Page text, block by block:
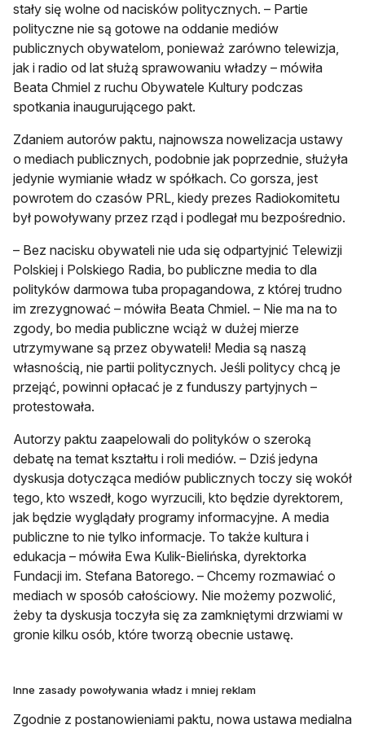
stały się wolne od nacisków politycznych. – Partie
polityczne nie są gotowe na oddanie mediów
publicznych obywatelom, ponieważ zarówno telewizja,
jak i radio od lat służą sprawowaniu władzy – mówiła
Beata Chmiel z ruchu Obywatele Kultury podczas
spotkania inaugurującego pakt.
Zdaniem autorów paktu, najnowsza nowelizacja ustawy
o mediach publicznych, podobnie jak poprzednie, służyła
jedynie wymianie władz w spółkach. Co gorsza, jest
powrotem do czasów PRL, kiedy prezes Radiokomitetu
był powoływany przez rząd i podlegał mu bezpośrednio.
– Bez nacisku obywateli nie uda się odpartyjnić Telewizji
Polskiej i Polskiego Radia, bo publiczne media to dla
polityków darmowa tuba propagandowa, z której trudno
im zrezygnować – mówiła Beata Chmiel. – Nie ma na to
zgody, bo media publiczne wciąż w dużej mierze
utrzymywane są przez obywateli! Media są naszą
własnością, nie partii politycznych. Jeśli politycy chcą je
przejąć, powinni opłacać je z funduszy partyjnych –
protestowała.
Autorzy paktu zaapelowali do polityków o szeroką
debatę na temat kształtu i roli mediów. – Dziś jedyna
dyskusja dotycząca mediów publicznych toczy się wokół
tego, kto wszedł, kogo wyrzucili, kto będzie dyrektorem,
jak będzie wyglądały programy informacyjne. A media
publiczne to nie tylko informacje. To także kultura i
edukacja – mówiła Ewa Kulik-Bielińska, dyrektorka
Fundacji im. Stefana Batorego. – Chcemy rozmawiać o
mediach w sposób całościowy. Nie możemy pozwolić,
żeby ta dyskusja toczyła się za zamkniętymi drzwiami w
gronie kilku osób, które tworzą obecnie ustawę.
Inne zasady powoływania władz i mniej reklam
Zgodnie z postanowieniami paktu, nowa ustawa medialna